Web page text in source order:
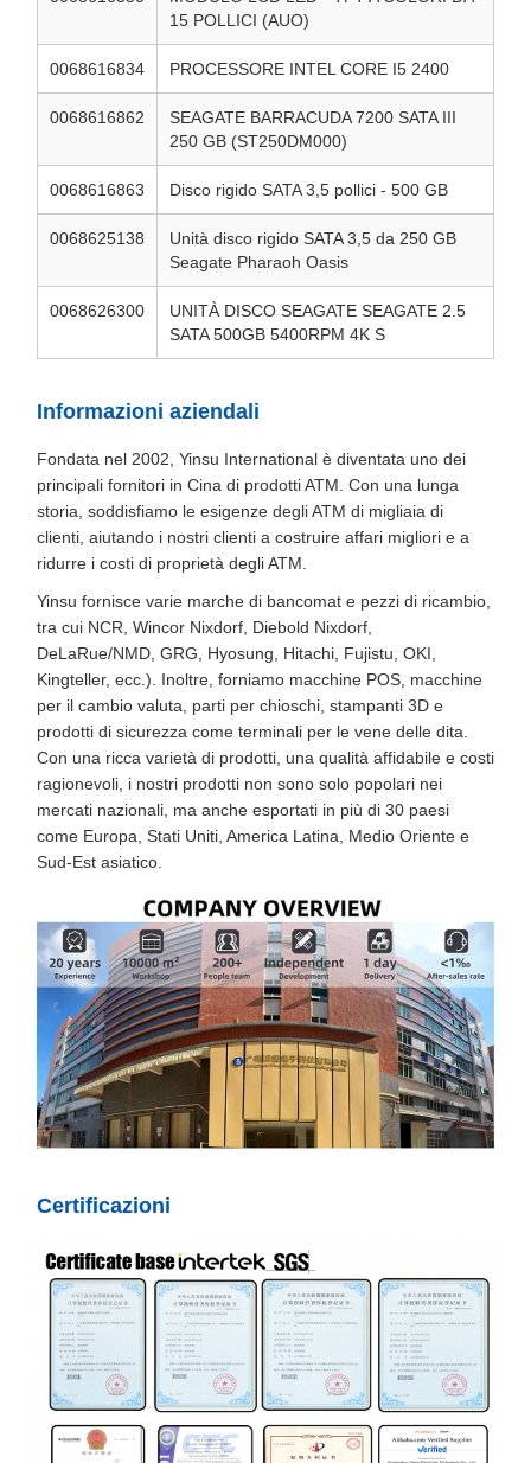
15 POLLICI (AUO)
0068616834 PROCESSORE INTEL CORE I5 2400
0068616862
SEAGATE BARRACUDA 7200 SATA III
250 GB (ST250DM000)
0068616863 Disco rigido SATA 3,5 pollici - 500 GB
0068625138
Unità disco rigido SATA 3,5 da 250 GB
Seagate Pharaoh Oasis
0068626300
UNITÀ DISCO SEAGATE SEAGATE 2.5
SATA 500GB 5400RPM 4K S
Informazioni aziendali
Fondata nel 2002, Yinsu International è diventata uno dei
principali fornitori in Cina di prodotti ATM. Con una lunga
storia, soddisfiamo le esigenze degli ATM di migliaia di
clienti, aiutando i nostri clienti a costruire affari migliori e a
ridurre i costi di proprietà degli ATM.
Yinsu fornisce varie marche di bancomat e pezzi di ricambio,
tra cui NCR, Wincor Nixdorf, Diebold Nixdorf,
DeLaRue/NMD, GRG, Hyosung, Hitachi, Fujistu, OKI,
Kingteller, ecc.). Inoltre, forniamo macchine POS, macchine
per il cambio valuta, parti per chioschi, stampanti 3D e
prodotti di sicurezza come terminali per le vene delle dita.
Con una ricca varietà di prodotti, una qualità affidabile e costi
ragionevoli, i nostri prodotti non sono solo popolari nei
mercati nazionali, ma anche esportati in più di 30 paesi
come Europa, Stati Uniti, America Latina, Medio Oriente e
Sud-Est asiatico.
Certificazioni